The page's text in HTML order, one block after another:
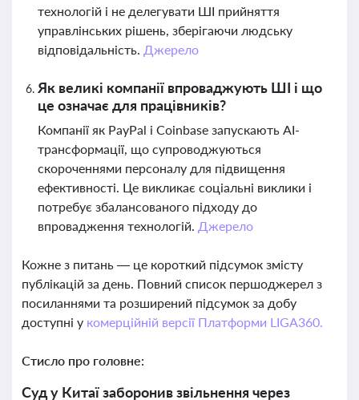
технологій і не делегувати ШІ прийняття
управлінських рішень, зберігаючи людську
відповідальність. Джерело
Як великі компанії впроваджують ШІ і що
це означає для працівників?
Компанії як PayPal і Coinbase запускають AI-
трансформації, що супроводжуються
скороченнями персоналу для підвищення
ефективності. Це викликає соціальні виклики і
потребує збалансованого підходу до
впровадження технологій. Джерело
Кожне з питань — це короткий підсумок змісту
публікацій за день. Повний список першоджерел з
посиланнями та розширений підсумок за добу
доступні у комерційній версії Платформи LIGA360.
Стисло про головне:
Суд у Китаї заборонив звільнення через